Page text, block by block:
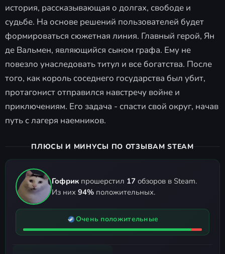
история, рассказывающая о долгах, свободе и
судьбе. На основе решений пользователей будет
формироваться сюжетная линия. Главный герой, Ян
де Вальмен, являющийся сыном графа. Ему не
повезло унаследовать титул и все богатства. После
того, как король соседнего государства был убит,
протагонист отправился навстречу войне и
приключениям. Его задача - спасти свой округ, начав
путь с лагеря наемников.
ПЛЮСЫ И МИНУСЫ ПО ОТЗЫВАМ STEAM
Гофрик прошерстил 17 обзоров в Steam.
Из них 94% положительных.
Очень положительные